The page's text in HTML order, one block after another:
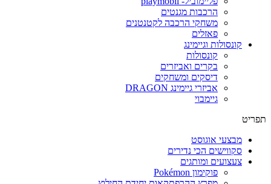
הרכבות מגנטים
משחקי הרכבה לקטנטנים
פאזלים
קונסולות וגיימינג
קונסולות
בקרים ואביזרים
דיסקים ומשחקים
אביזרי גיימינג DRAGON
גיימבוי
תפריט
מבצעי אוגוסט
סקווישים הכי נדירים
צעצועים ומותגים
פוקימון Pokémon